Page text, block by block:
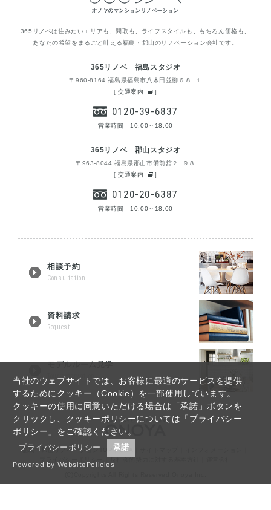
当社のウェブサイトでは、お客様に最適のサービスを提供
するためにクッキー（Cookie）を一部使用しています。
クッキーの使用に同意いただける場合は「承諾」ボタンを
クリックし、クッキーポリシーについては「プライバシー
ポリシー」をご確認ください。
プライバシーポリシー
承諾
Powered by WebsitePolicies
365リノベは住みたいエリアも、間取も、ライフスタイルも、もちろん価格も、
あなたの希望をまるごと叶える福島・郡山のリノベーション会社です。
365リノベ 福島スタジオ
〒960-8164 福島県福島市八木田並柳６８−１
[交通案内 ]
0120-39-6837
営業時間 10:00～18:00
365リノベ 郡山スタジオ
〒963-8044 福島県郡山市備前舘２−９８
[交通案内 ]
0120-20-6387
営業時間 10:00～18:00
相談予約
Consultation
資料請求
Request
モデルルーム見学
Tour reservation
福島・郡山リノベーションTOP ｜Q&A